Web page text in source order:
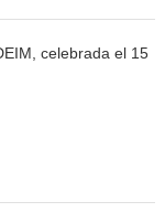
celebrada el 15